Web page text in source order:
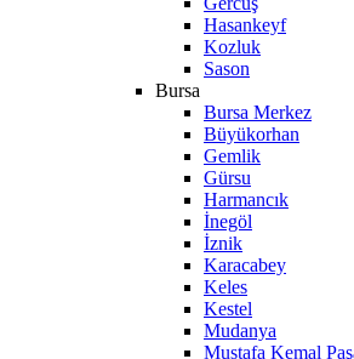
Hasankeyf
Kozluk
Sason
Bursa
Bursa Merkez
Büyükorhan
Gemlik
Gürsu
Harmancık
İnegöl
İznik
Karacabey
Keles
Kestel
Mudanya
Mustafa Kemal